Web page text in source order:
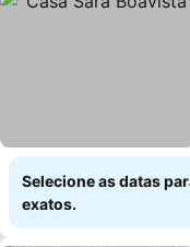
Selecione as datas
exatos.